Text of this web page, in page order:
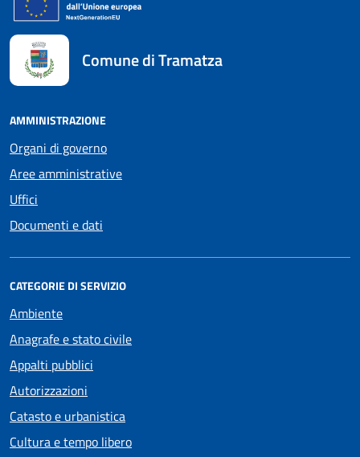
Comune di Tramatza
AMMINISTRAZIONE
Organi di governo
Aree amministrative
Uffici
Documenti e dati
CATEGORIE DI SERVIZIO
Ambiente
Anagrafe e stato civile
Appalti pubblici
Autorizzazioni
Catasto e urbanistica
Cultura e tempo libero